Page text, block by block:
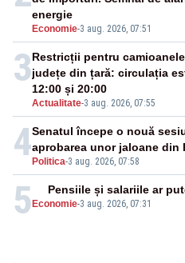
Economie-3 aug. 2026, 07:51
energie
3
Actualitate-3 aug. 2026, 07:55
Restricții pentru
județe din țară: circulația
12:00 și 20:00
4 Politica-3 aug. 2026, 07:58
Senatul începe o nouă
aprobarea unor jaloane din
5 Economie-3 aug. 2026, 07:31
Pensiile și salariile ar